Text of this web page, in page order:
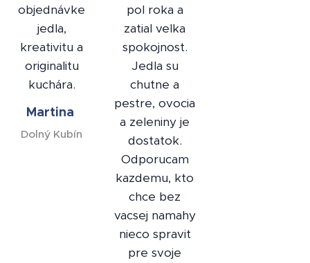
objednávke
jedla,
kreativitu a
originalitu
kuchára.
Martina
Dolný Kubín
pol roka a
zatial velka
spokojnost.
Jedla su
chutne a
pestre, ovocia
a zeleniny je
dostatok.
Odporucam
kazdemu, kto
chce bez
vacsej namahy
nieco spravit
pre svoje